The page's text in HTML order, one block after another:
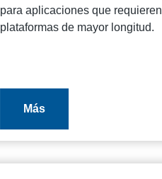
para aplicaciones que requieren
plataformas de mayor longitud.
Más